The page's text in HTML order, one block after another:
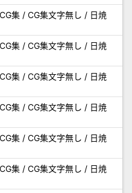
集 / CG集文字無し / 日焼
集 / CG集文字無し / 日焼
集 / CG集文字無し / 日焼
集 / CG集文字無し / 日焼
集 / CG集文字無し / 日焼
集 / CG集文字無し / 日焼